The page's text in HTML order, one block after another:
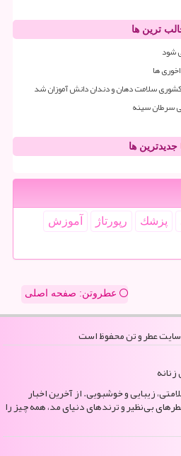
ترین ها
شود
ها
سلامت دهان و دندان دانش آموزان شد
سرطان سینه
جدیدترین ها
پزشك رپورتاژ
آموزش
عطروتن: صفحه اصلی
زیبایی و خوشبویی. از آخرین اخبار
بی‌نظیر و ترندهای دنیای مد، همه چیز را